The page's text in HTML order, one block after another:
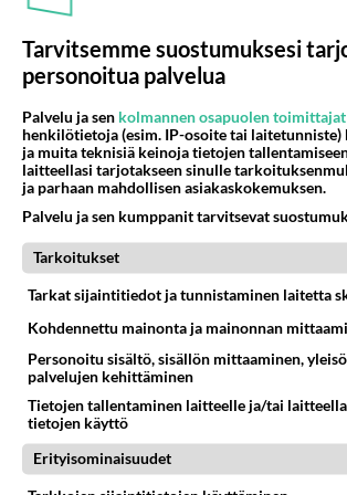
Muistatko Mikkelin
07.08.2026 07:39
Maailman menoa
07.08.2026 12:07
Jämsä
Mitä haluaisit kysyä tänään
07.08.2026 13:15
En välitä sinusta yhtään
07.08.2026 17:14
Ikävä
Ei se nainen edes oo
mitenkään nätti 🤣🤣🤣🤣🤣
08.08.2026 19:19
Ikävä
Olen luovuttanut
Tarvitsemme suostumuksesi
personoitua palvelua
Palvelu ja sen kolmannen osapuolen
henkilötietoja (esim. IP-osoite tai laitetunniste)
ja muita teknisiä keinoja tietojen
laitteellasi tarjotakseen sinulle
ja parhaan mahdollisen asiakaskokemuksen.
Palvelu ja sen kumppanit tarvitsevat
Tarkoitukset
Tarkat sijaintitiedot ja tunnistaminen laitetta
Kohdennettu mainonta ja mainonnan
Personoitu sisältö, sisällön mittaaminen,
palvelujen kehittäminen
Tietojen tallentaminen laitteelle ja/tai
tietojen käyttö
Erityisominaisuudet